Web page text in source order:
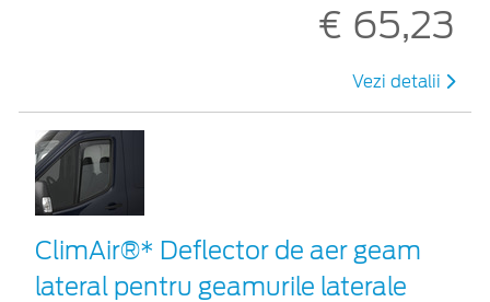
€ 65,23
Vezi detalii
ClimAir®* Deflector de aer geam
lateral pentru geamurile laterale